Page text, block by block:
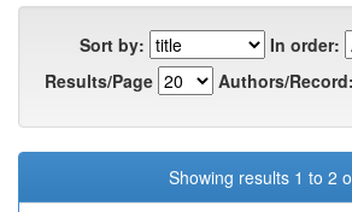
Sort by:
In order:
Results/Page
Authors/Record:
Showing results 1 to 2